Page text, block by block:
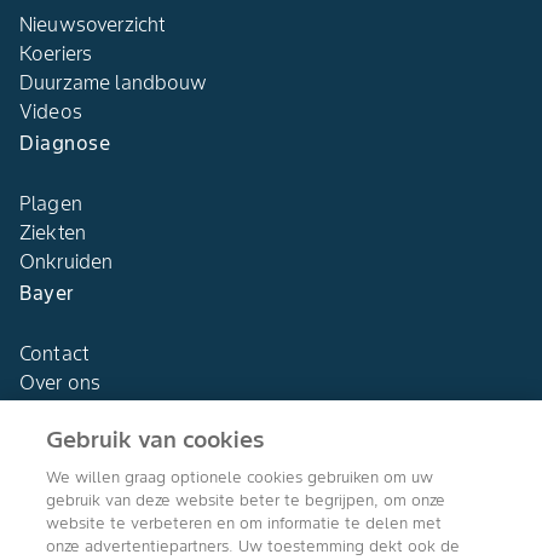
Nieuwsoverzicht
Koeriers
Duurzame landbouw
Videos
Diagnose
Plagen
Ziekten
Onkruiden
Bayer
Contact
Over ons
Agro Bayer
Nederland
Gebruik van cookies
We willen graag optionele cookies gebruiken om uw
gebruik van deze website beter te begrijpen, om onze
website te verbeteren en om informatie te delen met
onze advertentiepartners. Uw toestemming dekt ook de